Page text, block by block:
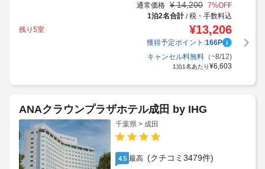
通常価格 ¥ 14,200 7%OFF
1泊2名合計/税・手数料込
残り5室
¥13,206
獲得予定ポイント:166P
キャンセル料無料（~8/12)
1泊1名あたり¥6,603
ANAクラウンプラザホテル成田 by IHG
千葉県 > 成田
4.5 最高 (クチコミ3479件)